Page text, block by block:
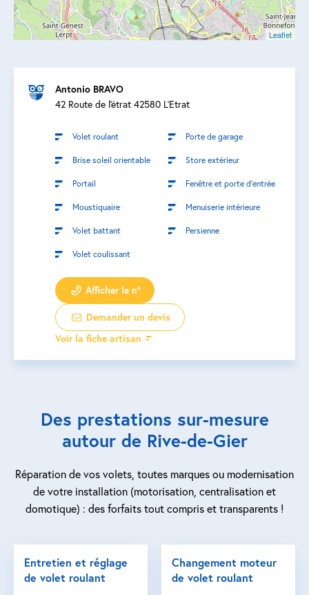
Leaflet
Antonio BRAVO
42 Route de l'étrat 42580 L'Etrat
Volet roulant Porte de garage
Brise soleil orientable Store extérieur
Portail Fenêtre et porte d’entrée
Moustiquaire Menuiserie intérieure
Volet battant Persienne
Volet coulissant
Afficher le n°
Demander un devis
Voir la fiche artisan
Des prestations sur-mesure
autour de Rive-de-Gier
Réparation de vos volets, toutes marques ou modernisation
de votre installation (motorisation, centralisation et
domotique) : des forfaits tout compris et transparents !
Entretien et réglage
de volet roulant
Changement moteur
de volet roulant